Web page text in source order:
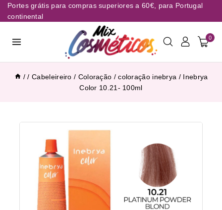
Portes grátis para compras superiores a 60€, para Portugal
continental
0
/ / Cabeleireiro / Coloração / coloração inebrya / Inebrya
Color 10.21- 100ml